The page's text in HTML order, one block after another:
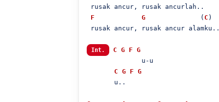
rusak ancur, rusak ancurlah..
F
G
              (
C )
rusak ancur, rusak ancur alamku..
Int. C G F G
              u-u
C G F G
       u..